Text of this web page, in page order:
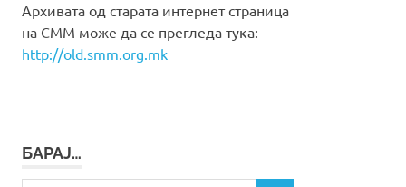
Архивата од старата интернет страница
на СММ може да се прегледа тука:
http://old.smm.org.mk
БАРАЈ…